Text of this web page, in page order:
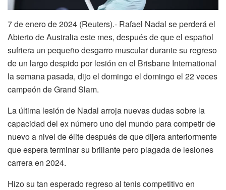
7 de enero de 2024 (Reuters).- Rafael Nadal se perderá el
Abierto de Australia este mes, después de que el español
sufriera un pequeño desgarro muscular durante su regreso
de un largo despido por lesión en el Brisbane International
la semana pasada, dijo el domingo el domingo el 22 veces
campeón de Grand Slam.
La última lesión de Nadal arroja nuevas dudas sobre la
capacidad del ex número uno del mundo para competir de
nuevo a nivel de élite después de que dijera anteriormente
que espera terminar su brillante pero plagada de lesiones
carrera en 2024.
Hizo su tan esperado regreso al tenis competitivo en